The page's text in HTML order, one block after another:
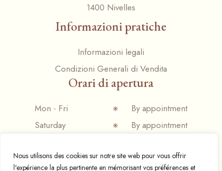
Nous utilisons des cookies sur notre site web pour vous offrir
l'expérience la plus pertinente en mémorisant vos préférences et
1400 Nivelles
Informazioni pratiche
Informazioni legali
Condizioni Generali di Vendita
Orari di apertura
Mon - Fri
By appointment
Saturday
By appointment